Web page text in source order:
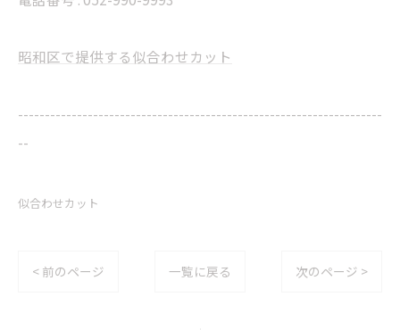
昭和区で提供する似合わせカット
--------------------------------------------------------------------
--
似合わせカット
< 前のページ 一覧に戻る 次のページ >